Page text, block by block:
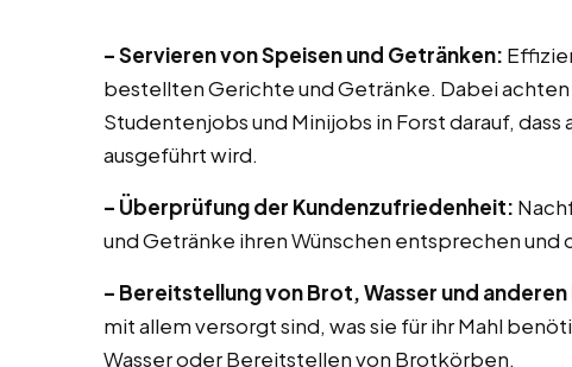
– Servieren von Speisen und Getränken:
bestellten Gerichte und Getränke. Dabei achten
Studentenjobs und Minijobs in Forst darauf,
ausgeführt wird.
– Überprüfung der Kundenzufriedenheit:
und Getränke ihren Wünschen entsprechen und
– Bereitstellung von Brot, Wasser und anderen
mit allem versorgt sind, was sie für ihr Mahl
Wasser oder Bereitstellen von Brotkörben.